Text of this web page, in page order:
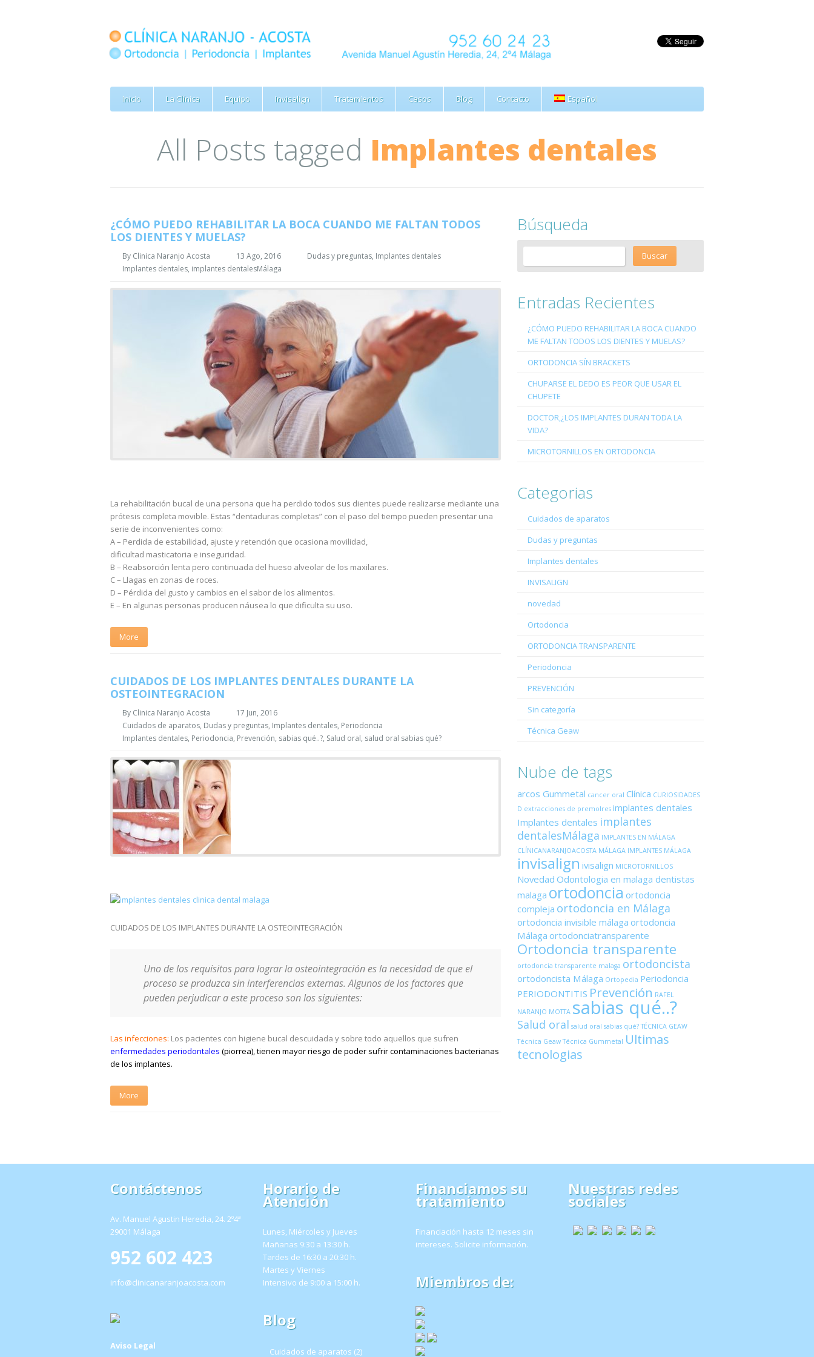
Inicio La Clínica Equipo Invisalign Tratamientos Casos Blog Contacto Español
All Posts tagged Implantes dentales
¿CÓMO PUEDO REHABILITAR LA BOCA CUANDO ME FALTAN TODOS
LOS DIENTES Y MUELAS?
By Clinica Naranjo Acosta 13 Ago, 2016 Dudas y preguntas, Implantes dentales
Implantes dentales, implantes dentalesMálaga
La rehabilitación bucal de una persona que ha perdido todos sus dientes puede realizarse mediante una
prótesis completa movible. Estas “dentaduras completas” con el paso del tiempo pueden presentar una
serie de inconvenientes como:
A – Perdida de estabilidad, ajuste y retención que ocasiona movilidad,
dificultad masticatoria e inseguridad.
B – Reabsorción lenta pero continuada del hueso alveolar de los maxilares.
C – Llagas en zonas de roces.
D – Pérdida del gusto y cambios en el sabor de los alimentos.
E – En algunas personas producen náusea lo que dificulta su uso.
More
CUIDADOS DE LOS IMPLANTES DENTALES DURANTE LA
OSTEOINTEGRACION
By Clinica Naranjo Acosta
17 Jun, 2016
Cuidados de aparatos, Dudas y preguntas, Implantes dentales, Periodoncia
Implantes dentales, Periodoncia, Prevención, sabias qué..?, Salud oral, salud oral sabias qué?
CUIDADOS DE LOS IMPLANTES DURANTE LA OSTEOINTEGRACIÓN
Uno de los requisitos para lograr la osteointegración es la necesidad de que el
proceso se produzca sin interferencias externas. Algunos de los factores que
pueden perjudicar a este proceso son los siguientes:
Las infecciones: Los pacientes con higiene bucal descuidada y sobre todo aquellos que sufren
enfermedades periodontales (piorrea), tienen mayor riesgo de poder sufrir contaminaciones bacterianas
de los implantes.
More
Búsqueda
Entradas Recientes
¿CÓMO PUEDO REHABILITAR LA BOCA CUANDO
ME FALTAN TODOS LOS DIENTES Y MUELAS?
ORTODONCIA SÍN BRACKETS
CHUPARSE EL DEDO ES PEOR QUE USAR EL
CHUPETE
DOCTOR,¿LOS IMPLANTES DURAN TODA LA
VIDA?
MICROTORNILLOS EN ORTODONCIA
Categorias
Cuidados de aparatos
Dudas y preguntas
Implantes dentales
INVISALIGN
novedad
Ortodoncia
ORTODONCIA TRANSPARENTE
Periodoncia
PREVENCIÓN
Sin categoría
Técnica Geaw
Nube de tags
arcos Gummetal cancer oral Clínica CURIOSIDADES
D extracciones de premolres implantes dentales
Implantes dentales implantes
dentalesMálaga IMPLANTES EN MÁLAGA
CLÍNICANARANJOACOSTA MÁLAGA IMPLANTES MÁLAGA
invisalign ivisalign MICROTORNILLOS
Novedad Odontologia en malaga dentistas
malaga ortodoncia ortodoncia
compleja ortodoncia en Málaga
ortodoncia invisible málaga ortodoncia
Málaga ortodonciatransparente
Ortodoncia transparente
ortodoncia transparente malaga ortodoncista
ortodoncista Málaga Ortopedia Periodoncia
PERIODONTITIS Prevención RAFEL
NARANJO MOTTA sabias qué..?
Salud oral salud oral sabias qué? TÉCNICA GEAW
Técnica Geaw Técnica Gummetal Ultimas
tecnologias
Contáctenos
Av. Manuel Agustin Heredia, 24. 2º4ª
29001 Málaga
952 602 423
info@clinicanaranjoacosta.com
Aviso Legal
Horario de
Atención
Lunes, Miércoles y Jueves
Mañanas 9:30 a 13:30 h.
Tardes de 16:30 a 20:30 h.
Martes y Viernes
Intensivo de 9:00 a 15:00 h.
Blog
Cuidados de aparatos (2)
Financiamos su
tratamiento
Financiación hasta 12 meses sin
intereses. Solicite información.
Miembros de:
Nuestras redes
sociales